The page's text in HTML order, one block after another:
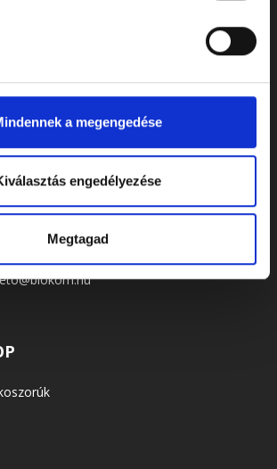
a megengedése
engedélyezése
Megtagad
Siklósi út 43.
+36 72 805 440